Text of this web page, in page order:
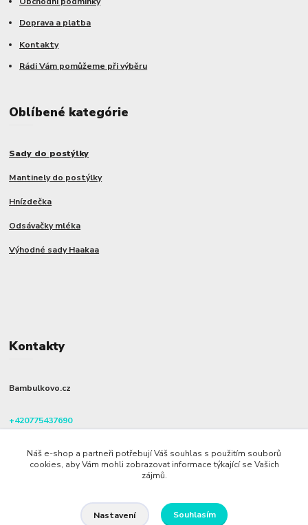
Doprava a platba
Kontakty
Rádi Vám pomůžeme při výběru
Oblíbené kategórie
Sady do postýlky
Mantinely do postýlky
Hnízdečka
Odsávačky mléka
Výhodné sady Haakaa
Kontakty
Bambulkovo.cz
+420775437690
info@bambulkovo.cz
Náš e-shop a partneři potřebují Váš souhlas s použitím souborů
cookies, aby Vám mohli zobrazovat informace týkající se Vašich
zájmů.
Nastavení Souhlasím